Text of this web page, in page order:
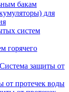
бакам
для
систем
горячего
Система защиты от
от протечек воды